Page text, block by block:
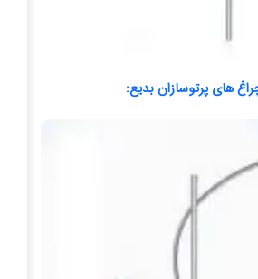
های پرتوسازان بدیع: